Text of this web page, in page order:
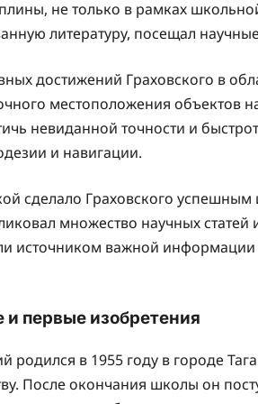
не только в рамках
литературу, посещал
достижений Граховского в
местоположения объектов
невиданной точности и
и навигации.
сделало Граховского
множество научных
источником важной информации
и первые изобретения
родился в 1955 году в городе
После окончания школы он